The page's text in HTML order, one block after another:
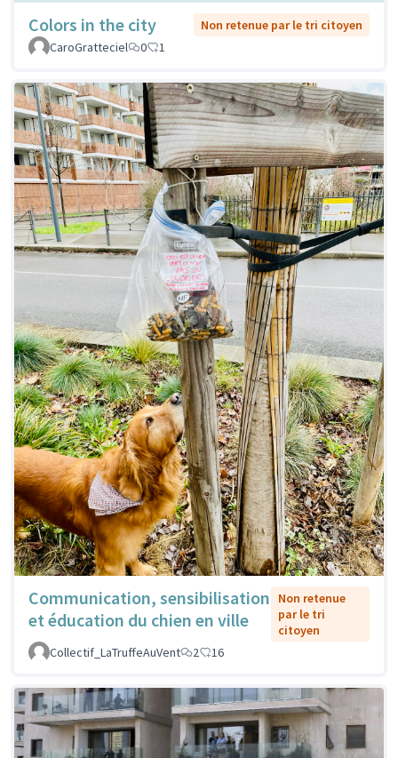
Colors in the city
Non retenue par le tri citoyen
CaroGratteciel
0 1
Communication, sensibilisation
et éducation du chien en ville
Non retenue
par le tri
citoyen
Collectif_LaTruffeAuVent
2 16